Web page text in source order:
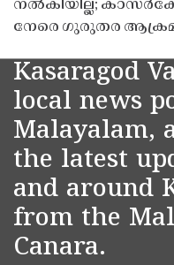
നൽകിയില്ല;
നേരെ ഗുരുതര
Kasaragod
local news
Malayalam,
the latest
and around
from the
Canara.